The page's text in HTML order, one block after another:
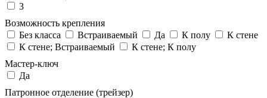
3
Возможность крепления
Без класса
Встраиваемый Да К полу
К стене
К стене; Встраиваемый
К стене; К полу
Мастер-ключ
Да
Патронное отделение (трейзер)